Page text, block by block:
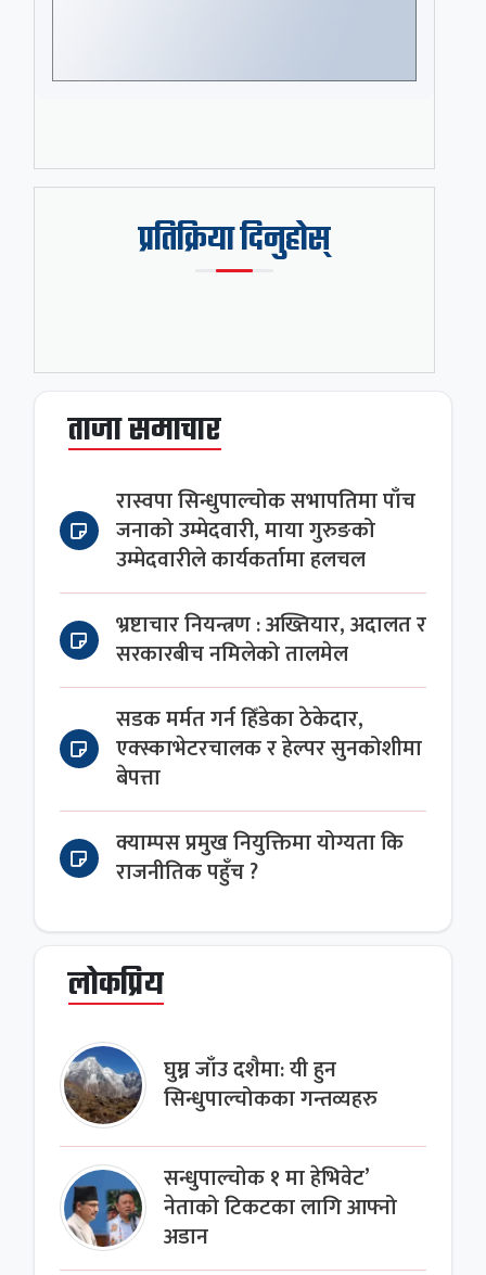
प्रतिक्रिया दिनुहोस्
ताजा समाचार
रास्वपा सिन्धुपाल्चोक सभापतिमा पाँच
जनाको उम्मेदवारी, माया गुरुङको
उम्मेदवारीले कार्यकर्तामा हलचल
भ्रष्टाचार नियन्त्रण : अख्तियार, अदालत र
सरकारबीच नमिलेको तालमेल
सडक मर्मत गर्न हिँडेका ठेकेदार,
एक्स्काभेटरचालक र हेल्पर सुनकोशीमा
बेपत्ता
क्याम्पस प्रमुख नियुक्तिमा योग्यता कि
राजनीतिक पहुँच ?
लोकप्रिय
घुम्न जाँउ दशैमा: यी हुन
सिन्धुपाल्चोकका गन्तव्यहरु
सन्धुपाल्चोक १ मा हेभिवेट’
नेताको टिकटका लागि आफ्नो
अडान